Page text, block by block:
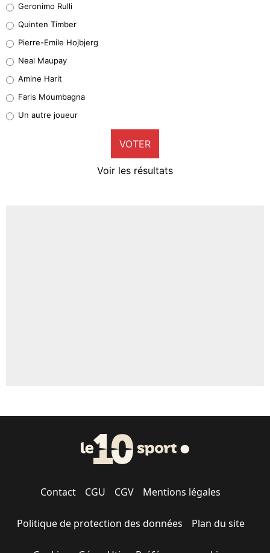
32%
5%
1%
9%
Geronimo Rulli
Quinten Timber
Pierre-Emile Hojbjerg
Neal Maupay
Amine Harit
Faris Moumbagna
Un autre joueur
VOTER
Voir les résultats
Contact CGU CGV Mentions légales
Politique de protection des données Plan du site